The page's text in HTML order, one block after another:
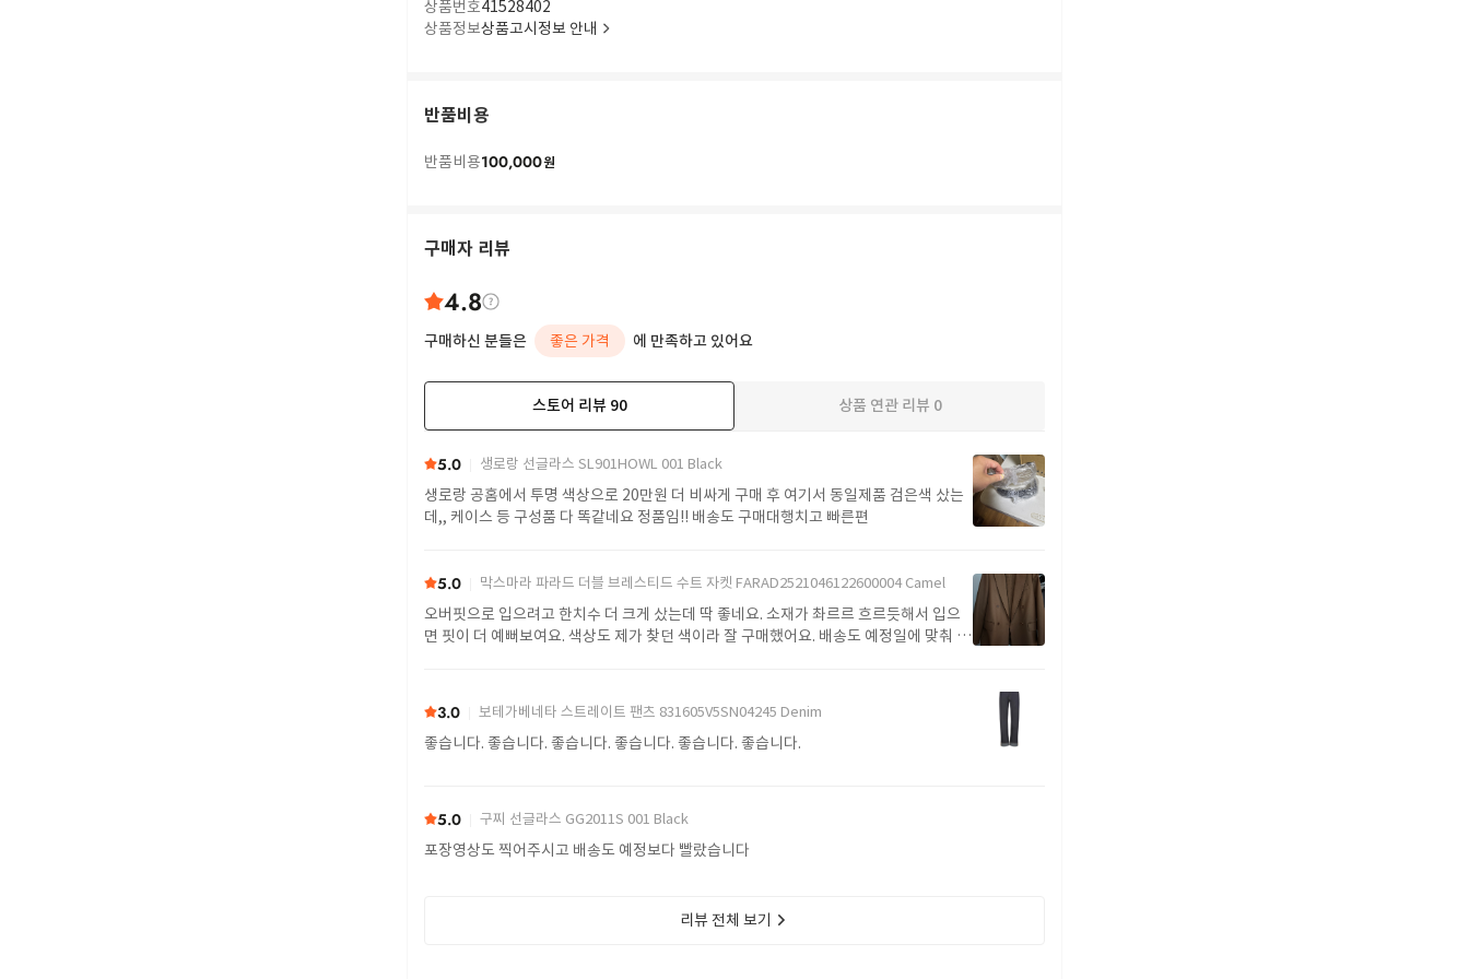
상품번호41528402
상품정보상품고시정보 안내
반품비용
반품비용100,000원
구매자 리뷰
4.8
구매하신 분들은 좋은 가격 에 만족하고 있어요
스토어 리뷰 90 상품 연관 리뷰 0
5.0 생로랑 선글라스 SL901HOWL 001 Black
생로랑 공홈에서 투명 색상으로 20만원 더 비싸게 구매 후 여기서 동일제품 검은색 샀는
데,, 케이스 등 구성품 다 똑같네요 정품임!! 배송도 구매대행치고 빠른편
5.0 막스마라 파라드 더블 브레스티드 수트 자켓 FARAD2521046122600004 Camel
오버핏으로 입으려고 한치수 더 크게 샀는데 딱 좋네요. 소재가 촤르르 흐르듯해서 입으
면 핏이 더 예뻐보여요. 색상도 제가 찾던 색이라 잘 구매했어요. 배송도 예정일에 맞춰 잘
3.0 보테가베네타 스트레이트 팬츠 831605V5SN04245 Denim
좋습니다. 좋습니다. 좋습니다. 좋습니다. 좋습니다. 좋습니다.
5.0 구찌 선글라스 GG2011S 001 Black
포장영상도 찍어주시고 배송도 예정보다 빨랐습니다
리뷰 전체 보기